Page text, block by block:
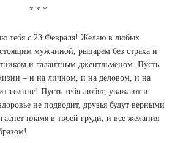
тебя с 23 Февраля! Желаю в любых
мужчиной, рыцарем без страха и
и галантным джентльменом. Пусть
– и на личном, и на деловом, и на
солнце! Пусть тебя любят, уважают и
не подводит, друзья будут верными
пламя в твоей груди, и все желания